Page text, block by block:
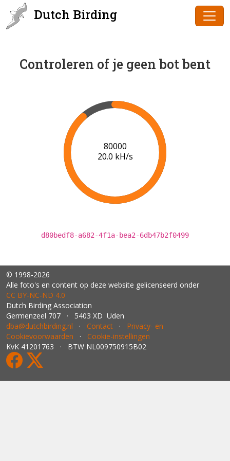
Dutch Birding
Controleren of je geen bot bent
80000
20.0 kH/s
d80bedf8-a682-4f1a-bea2-6db47b2f0499
© 1998-2026
Alle foto's en content op deze website gelicenseerd onder
CC BY‑NC‑ND 4.0
Dutch Birding Association
Germenzeel 707 · 5403 XD Uden
dba@dutchbirding.nl · Contact · Privacy- en
Cookievoorwaarden · Cookie-instellingen
KvK 41201763 · BTW NL009750915B02